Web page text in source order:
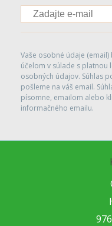
Vaše osobné údaje
účelom v súlade s platnou
osobných údajov. Súhlas
pošleme na váš email.
písomne, emailom alebo
informačného emailu.